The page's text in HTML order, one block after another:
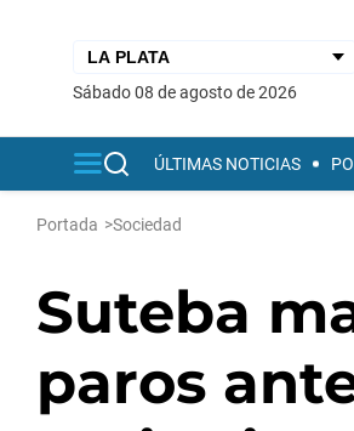
sábado 08 de agosto de 2026
ÚLTIMAS NOTICIAS
Portada >Sociedad
Suteba
paros